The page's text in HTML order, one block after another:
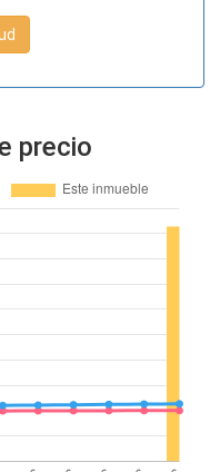
precio